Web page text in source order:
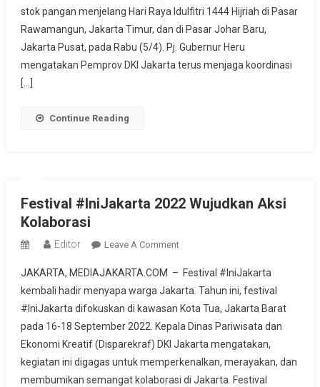
DKI
Jakarta
Pastikan
Stok
stok pangan menjelang Hari Raya Idulfitri 1444 Hijriah di Pasar
Rawamangun, Jakarta Timur, dan di Pasar Johar Baru,
Jakarta Pusat, pada Rabu (5/4). Pj. Gubernur Heru
mengatakan Pemprov DKI Jakarta terus menjaga koordinasi
[…]
Continue Reading
Festival #IniJakarta 2022 Wujudkan Aksi
Kolaborasi
Editor Leave A CommentOn
#IniJakarta
2022
Wujudkan
Aksi
Kolaborasi
JAKARTA, MEDIAJAKARTA.COM – Festival #IniJakarta
kembali hadir menyapa warga Jakarta. Tahun ini, festival
#IniJakarta difokuskan di kawasan Kota Tua, Jakarta Barat
pada 16-18 September 2022. Kepala Dinas Pariwisata dan
Ekonomi Kreatif (Disparekraf) DKI Jakarta mengatakan,
kegiatan ini digagas untuk memperkenalkan, merayakan, dan
membumikan semangat kolaborasi di Jakarta. Festival